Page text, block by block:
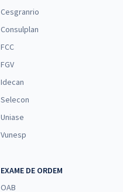
Cesgranrio
Consulplan
FCC
FGV
Idecan
Selecon
Uniase
Vunesp
EXAME DE ORDEM
OAB